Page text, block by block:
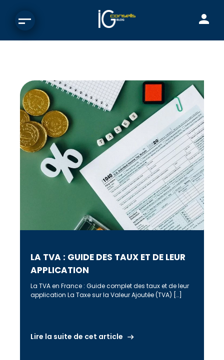
LA TVA : GUIDE DES TAUX ET DE LEUR
APPLICATION
La TVA en France : Guide complet des taux et de leur
application La Taxe sur la Valeur Ajoutée (TVA) […]
Lire la suite de cet article